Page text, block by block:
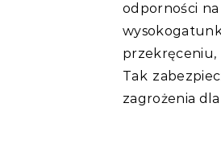
odporności
Tak
zagrożenia